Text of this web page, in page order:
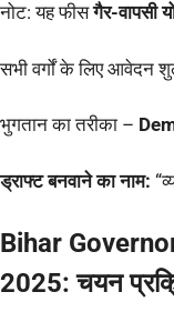
नोट: यह फीसगैर-वापसी
सभी वर्गों के लिए आवेदन
भुगतान का तरीका –
ड्राफ्ट बनवाने का नाम:
Bihar
2025:चयन